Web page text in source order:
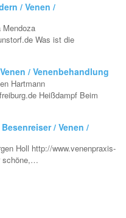
/ Venen /
Mendoza
Was ist die
/ Venenbehandlung
Hartmann
Heißdampf Beim
/ Venen /
Holl http://www.venenpraxis-
schöne,…